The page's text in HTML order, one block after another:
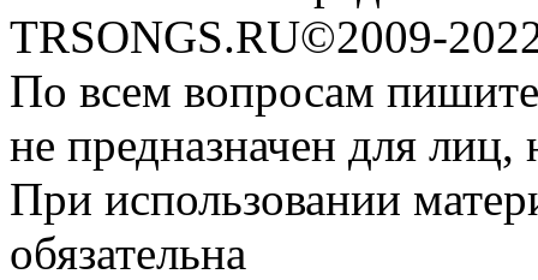
TRSONGS.RU©2009-
По всем вопросам
не предназначен для
При использовании
обязательна